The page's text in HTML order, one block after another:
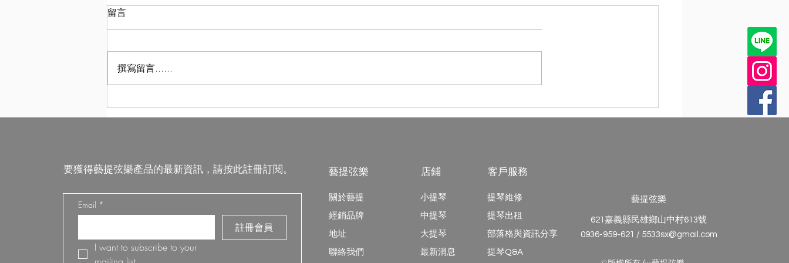
琴？
眼的小關鍵：小提琴「上弦
習慣
留言
撰寫留言......
要獲得藝提弦樂產品的最新資訊，請按此註冊訂閱。
Email *
註冊會員
I want to subscribe to your
藝提弦樂
關於藝提
經銷品牌
地址
​聯絡我們
店鋪 客戶服務
小提琴
中提琴
大提琴
最新消息
提琴維修
提琴出租
​部落格與資訊分享
提琴Q&A
藝提弦樂
621嘉義縣民雄鄉山中村613號
0936-959-621 / 5533sx@gmail.com